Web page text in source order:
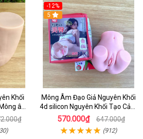
Khối
Có Âm
-12%
5
Mông Âm Đạo Giả Nguyên Khối
4d silicon Nguyên Khối Tạo Cảm
Giác Chân Thật Cho Nam Giới
570.000₫ 647.000₫
(912)